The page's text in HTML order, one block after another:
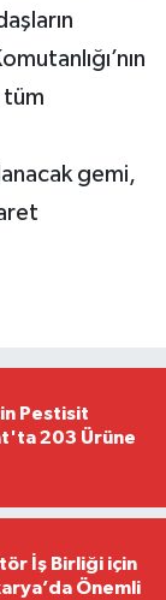
tüm
gemi,
Pestisit
203 Ürüne
İş Birliği için
Önemli